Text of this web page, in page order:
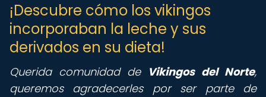
¡Descubre cómo los vikingos
incorporaban la leche y sus
derivados en su dieta!
Querida comunidad de Vikingos del Norte,
queremos agradecerles por ser parte de